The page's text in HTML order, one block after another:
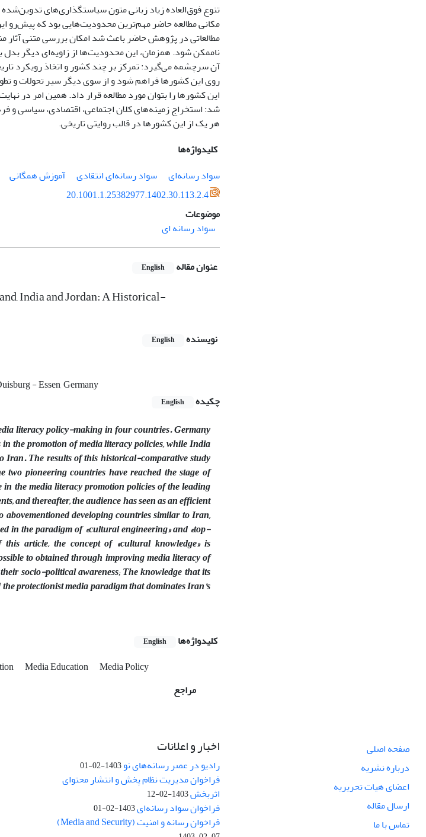
تنوع فوق‌العاده زیاد زبانی متون سیاستگذاری‌های
مکانی مطالعه حاضر مهم‌ترین محدودیت‌هایی بود که پیش‌رو
مطالعاتی در پژوهش حاضر باعث شد امکان بررسی متنی آثار
ناممکن شود. همزمان، این محدودیت‌ها از زاویه‌ای دیگر
آن سرچشمه می‌گیرد: تمرکز بر چند کشور و اتخاذ رویکرد
روی این کشورها فراهم شود و از سوی دیگر سیر تحولات و
این کشورها را بتوان مورد مطالعه قرار داد. همین امر در
شد: استخراج‌ زمینه‌های کلان اجتماعی، اقتصادی، سیاسی و
هر یک از این کشورها در قالب روایتی تاریخی.
کلیدواژه‌ها
سواد رسانه‌ای
سواد رسانه‌ای انتقادی آموزش همگانی
20.1001.1.25382977.1402.30.113.2.4
موضوعات
سواد رسانه‌ ای
عنوان مقاله English
India and Jordan: A Historical-
نویسنده English
- Essen, Germany
چکیده
English
literacy policy-making in four countries. Germany
the promotion of media literacy policies, while India
Iran. The results of this historical-comparative study
pioneering countries have reached the stage of
the media literacy promotion policies of the leading
and thereafter, the audience has seen as an efficient
developing countries similar to Iran,
in the paradigm of «cultural engineering» and «top-
article, the concept of «cultural knowledge» is
to obtained through improving media literacy of
socio-political awareness; The knowledge that its
protectionist media paradigm that dominates Iran’s
کلیدواژه‌ها English
Media Education
Media Policy
مراجع
صفحه اصلی
درباره نشریه
اعضای هیات تحریریه
ارسال مقاله
تماس با ما
اخبار و اعلانات
رادیو در عصر رسانه‌های نو1403-02-01
فراخوان مدیریت نظام پخش و انتشار محتوای
اثربخش1403-02-12
فراخوان سواد رسانه‌ای1403-02-01
فراخوان رسانه و امنیت (Media and Security)